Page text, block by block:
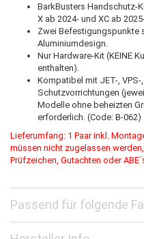
BarkBusters Handschutz-
X ab 2024- und XC ab
Zwei Befestigungspunkte
Aluminiumdesign.
Nur Hardware-Kit (KEINE
enthalten).
Kompatibel mit JET-,
Schutzvorrichtungen
Modelle ohne beheizten
erforderlich. (Code: B-062)
Lieferumfang: 1 Paar inkl.
müssen nicht zugelassen
Prüfzeichen, Gutachten oder
Passend für folgende